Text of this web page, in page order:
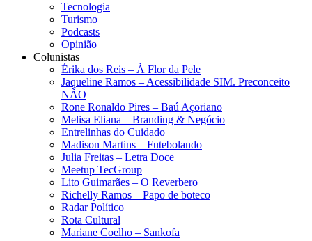
Tecnologia
Turismo
Podcasts
Opinião
Colunistas
Érika dos Reis​ – À Flor da Pele
Jaqueline Ramos – Acessibilidade SIM. Preconceito
NÃO
Rone Ronaldo Pires – Baú Açoriano
Melisa Eliana – Branding & Negócio
Entrelinhas do Cuidado
Madison Martins – Futebolando
Julia Freitas​ – Letra Doce
Meetup TecGroup
Lito Guimarães – O Reverbero
Richelly Ramos​ – Papo de boteco
Radar Político
Rota Cultural
Mariane Coelho – Sankofa